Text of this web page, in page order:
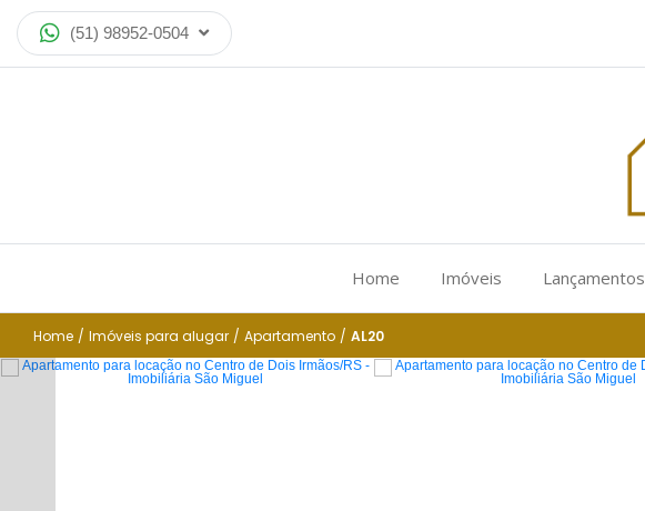
(51) 98952-0504
Home Imóveis Lançamentos
Home / Imóveis para alugar / Apartamento / AL20